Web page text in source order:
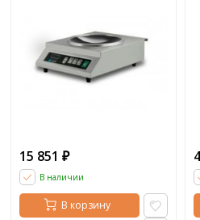
15 851 ₽
В наличии
В корзину